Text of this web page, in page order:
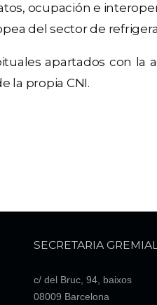
ocupación e
del sector de
apartados con la
la propia CNI.
SECRETARIA GREMIAL
c/ del Bruc, 94, baixos
08009 Barcelona